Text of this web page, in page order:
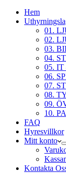
Hem
01.
02.
03.
04.
05.
06.
07.
08.
09.
10.
FAQ
Hyresvillkor
Mitt konto
Kontakta